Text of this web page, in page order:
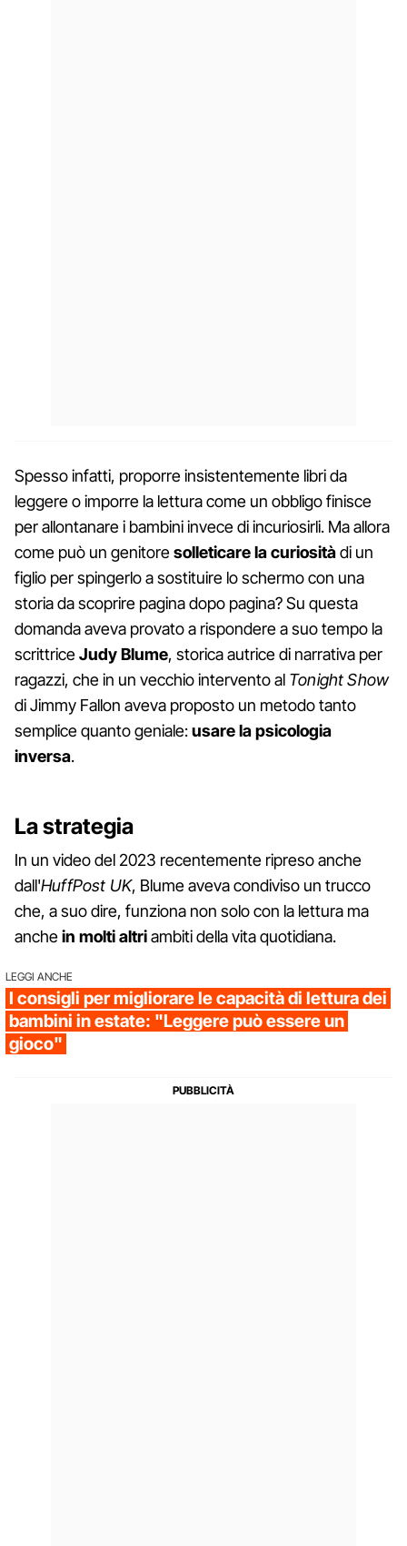
Spesso infatti, proporre insistentemente libri da
leggere o imporre la lettura come un obbligo finisce
per allontanare i bambini invece di incuriosirli. Ma allora
come può un genitoresolleticare la curiositàdi un
figlio per spingerlo a sostituire lo schermo con una
storia da scoprire pagina dopo pagina? Su questa
domanda aveva provato a rispondere a suo tempo la
scrittriceJudy Blume, storica autrice di narrativa per
ragazzi, che in un vecchio intervento al Tonight Show
di Jimmy Fallon aveva proposto un metodo tanto
semplice quanto geniale:usare la psicologia
inversa.
La strategia
In un video del 2023 recentemente ripreso anche
dall'HuffPost UK, Blume aveva condiviso un trucco
che, a suo dire, funziona non solo con la lettura ma
anchein molti altriambiti della vita quotidiana.
LEGGI ANCHE
I consigli per migliorare le capacità di lettura dei
bambini in estate: "Leggere può essere un
gioco"